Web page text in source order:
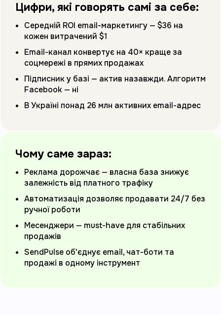
Цифри, які говорять самі за себе:
Середній ROI email-маркетингу — $36 на
кожен витрачений $1
Email-канал конвертує на 40× краще за
соцмережі в прямих продажах
Підписник у базі — актив назавжди. Алгоритм
Facebook — ні
В Україні понад 26 млн активних email-адрес
Чому саме зараз:
Реклама дорожчає — власна база знижує
залежність від платного трафіку
Автоматизація дозволяє продавати 24/7 без
ручної роботи
Месенджери — must-have для стабільних
продажів
SendPulse об'єднує email, чат-боти та
продажі в одному інструмент